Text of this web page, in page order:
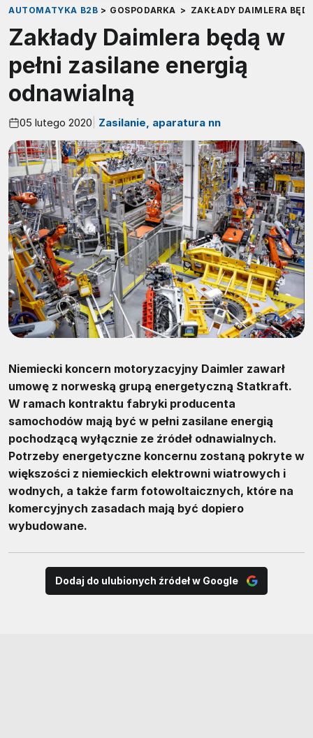
AUTOMATYKA B2B > GOSPODARKA > ZAKŁADY DAIMLERA
Zakłady Daimlera będą w
pełni zasilane energią
odnawialną
05 lutego 2020 Zasilanie, aparatura nn
Niemiecki koncern motoryzacyjny Daimler zawarł
umowę z norweską grupą energetyczną Statkraft.
W ramach kontraktu fabryki producenta
samochodów mają być w pełni zasilane energią
pochodzącą wyłącznie ze źródeł odnawialnych.
Potrzeby energetyczne koncernu zostaną pokryte w
większości z niemieckich elektrowni wiatrowych i
wodnych, a także farm fotowoltaicznych, które na
komercyjnych zasadach mają być dopiero
wybudowane.
Dodaj do ulubionych źródeł w Google